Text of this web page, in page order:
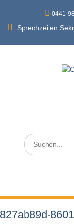
content
0441-
Sprechzeiten
Search
for:
827ab89d-